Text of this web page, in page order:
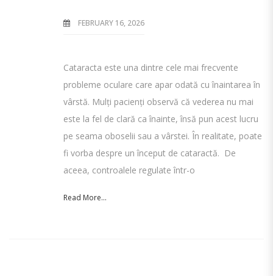
FEBRUARY 16, 2026
Cataracta este una dintre cele mai frecvente
probleme oculare care apar odată cu înaintarea în
vârstă. Mulți pacienți observă că vederea nu mai
este la fel de clară ca înainte, însă pun acest lucru
pe seama oboselii sau a vârstei. În realitate, poate
fi vorba despre un început de cataractă. De
aceea, controalele regulate într-o
Read More...